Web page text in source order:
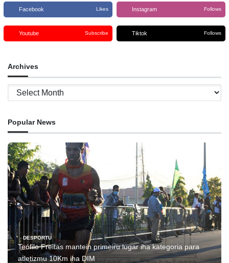
Facebook Likes Instagram Follows
Youtube Subscribe Tiktok Follows
Archives
Archives
Popular News
DESPORTU
Teófilo Freitas mantein primeiru lugar iha kategoria para
atletizmu 10Km iha DIM